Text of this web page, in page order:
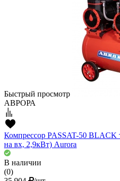
Быстрый просмотр
АВРОРА
Компрессор PASSAT-50 BLACK
на вх, 2,9кВт) Aurora
В наличии
(0)